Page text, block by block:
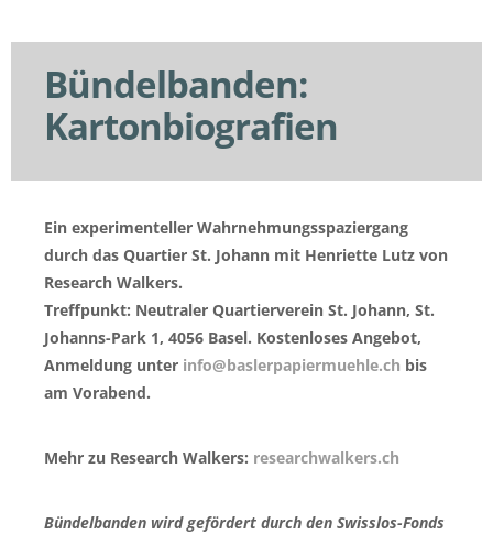
Bündelbanden:
Kartonbiografien
Ein experimenteller Wahrnehmungsspaziergang
durch das Quartier St. Johann mit Henriette Lutz von
Research Walkers.
Treffpunkt: Neutraler Quartierverein St. Johann, St.
Johanns-Park 1, 4056 Basel. Kostenloses Angebot,
Anmeldung unter info@baslerpapiermuehle.ch bis
am Vorabend.
Mehr zu Research Walkers: researchwalkers.ch
Bündelbanden wird gefördert durch den Swisslos-Fonds